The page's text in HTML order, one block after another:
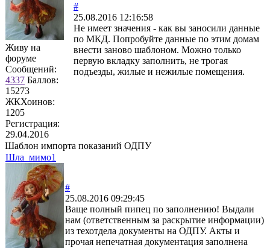
Живу на
форуме
Сообщений:
4337 Баллов:
15273
ЖКХоинов:
1205
Регистрация:
29.04.2016
#
25.08.2016 12:16:58
Не имеет значения - как вы заносили данные
по МКД. Попробуйте данные по этим домам
внести заново шаблоном. Можно только
первую вкладку заполнить, не трогая
подъезды, жилые и нежилые помещения.
Шаблон импорта показаний ОДПУ
Шла_мимо1
#
25.08.2016 09:29:45
Ваще полный пипец по заполнению! Выдали
нам (ответственным за раскрытие информации)
из техотдела документы на ОДПУ. Акты и
прочая непечатная документация заполнена